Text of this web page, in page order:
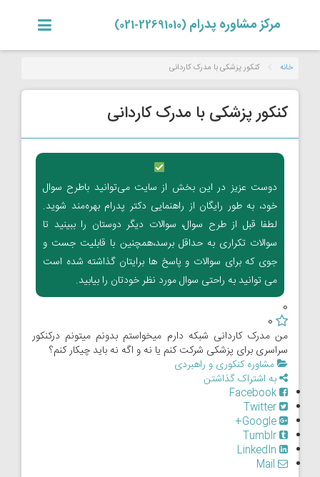
مرکز مشاوره پدرام (22691010-021)
خانه کنکور پزشکی با مدرک کاردانی
کنکور پزشکی با مدرک کاردانی
دوست عزیز در این بخش از سایت می‌توانید باطرح سوال
خود، به طور رایگان از راهنمایی دکتر پدرام بهره‌مند شوید.
لطفا قبل از طرح سوال، سوالات دیگر دوستان را ببینید تا
سوالات تکراری به حداقل برسد،همچنین با قابلیت جست و
جوی که برای سوالات و پاسخ ها برایتان گذاشته شده است
می توانید به راحتی سوال مورد نظر خودتان را بیابید.
0
0
من مدرک کاردانی شبکه دارم میخواستم بدونم میتونم درکنکور
سراسری برای پزشکی شرکت کنم یا نه و اگه نه باید چیکار کنم؟
مشاوره کنکوری و راهبردی
به اشتراک گذاشتن